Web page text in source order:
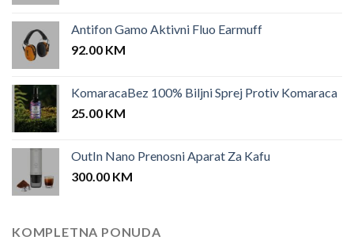
Antifon Gamo Aktivni Fluo Earmuff
92.00 KM
KomaracaBez 100% Biljni Sprej Protiv Komaraca
25.00 KM
OutIn Nano Prenosni Aparat Za Kafu
300.00 KM
KOMPLETNA PONUDA